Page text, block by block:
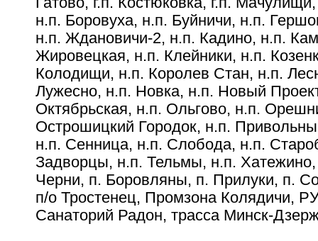
н.п. Боровуха, н.п. Буйничи, н.п.
н.п. Ждановичи-2, н.п. Кадино, н.п.
Жировецкая, н.п. Клейники, н.п.
Колодищи, н.п. Королев Стан, н.п.
Лужесно, н.п. Новка, н.п. Новый
Октябрьская, н.п. Ольгово, н.п.
Острошицкий Городок, н.п.
н.п. Сенница, н.п. Слобода, н.п.
Задворцы, н.п. Тельмы, н.п.
Черни, п. Боровляны, п. Прилуки, п.
п/о Тростенец, Промзона Колядичи,
Санаторий Радон, трасса Минск-